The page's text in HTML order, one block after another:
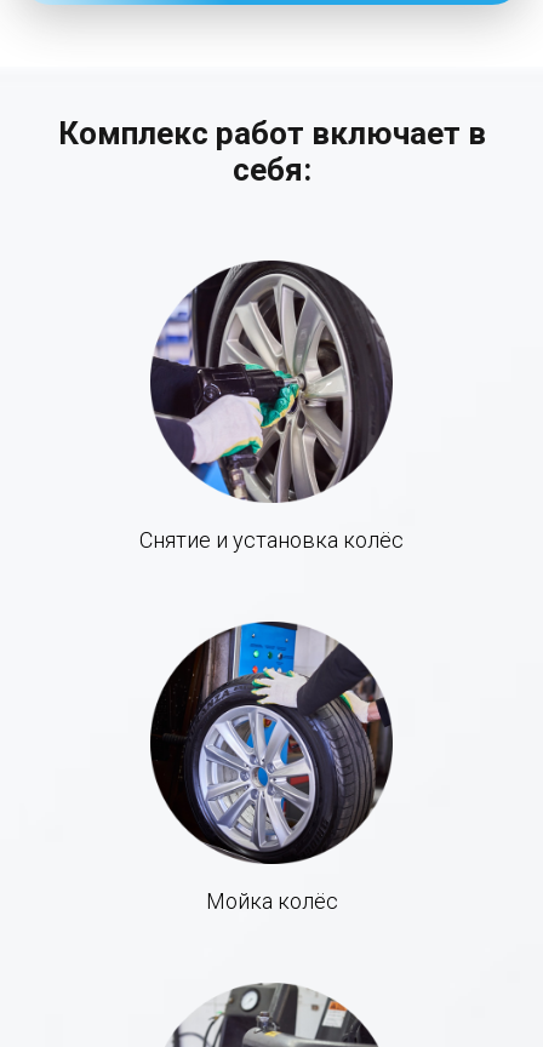
Комплекс работ включает в
себя:
Снятие и установка колёс
Мойка колёс